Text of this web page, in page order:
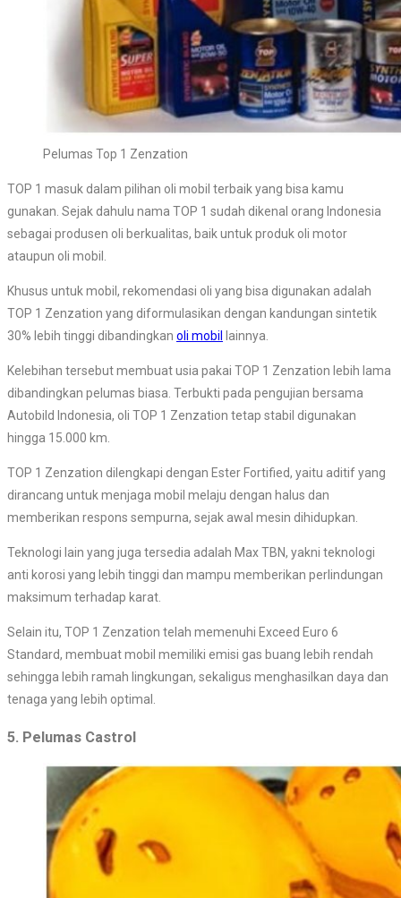
Pelumas Top 1 Zenzation
TOP 1 masuk dalam pilihan oli mobil terbaik yang bisa kamu
gunakan. Sejak dahulu nama TOP 1 sudah dikenal orang Indonesia
sebagai produsen oli berkualitas, baik untuk produk oli motor
ataupun oli mobil.
Khusus untuk mobil, rekomendasi oli yang bisa digunakan adalah
TOP 1 Zenzation yang diformulasikan dengan kandungan sintetik
30% lebih tinggi dibandingkan oli mobil lainnya.
Kelebihan tersebut membuat usia pakai TOP 1 Zenzation lebih lama
dibandingkan pelumas biasa. Terbukti pada pengujian bersama
Autobild Indonesia, oli TOP 1 Zenzation tetap stabil digunakan
hingga 15.000 km.
TOP 1 Zenzation dilengkapi dengan Ester Fortified, yaitu aditif yang
dirancang untuk menjaga mobil melaju dengan halus dan
memberikan respons sempurna, sejak awal mesin dihidupkan.
Teknologi lain yang juga tersedia adalah Max TBN, yakni teknologi
anti korosi yang lebih tinggi dan mampu memberikan perlindungan
maksimum terhadap karat.
Selain itu, TOP 1 Zenzation telah memenuhi Exceed Euro 6
Standard, membuat mobil memiliki emisi gas buang lebih rendah
sehingga lebih ramah lingkungan, sekaligus menghasilkan daya dan
tenaga yang lebih optimal.
5. Pelumas Castrol